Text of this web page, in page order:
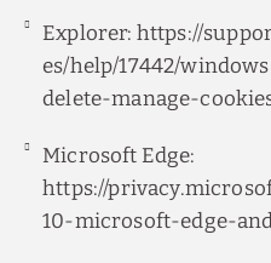
Explorer: https://
es/help/17442/
delete-manage-
Microsoft Edge:
https://
10-microsoft-edge-